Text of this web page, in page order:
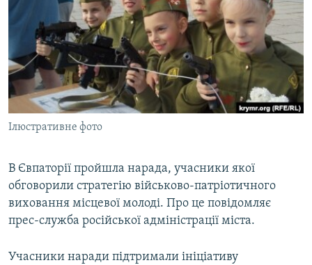
СПЕЦПРОЕКТИ
ДЕПОРТАЦІЯ
ВІДЕОУРОКИ «ELIFBE»
СВІДЧЕННЯ ОКУПАЦІЇ
УКРАЇНСЬКА ПРОБЛЕМА КРИМУ
ІНФОГРАФІКА
ЯК ОБІЙТИ БЛОКУВАННЯ
Русский
Qırımtatar
ДОЛУЧАЙСЯ!
Усі сайти RFE/RL
Ілюстративне фото
В Євпаторії пройшла нарада, учасники якої
обговорили стратегію військово-патріотичного
виховання місцевої молоді. Про це повідомляє
прес-служба російської адміністрації міста.
Учасники наради підтримали ініціативу